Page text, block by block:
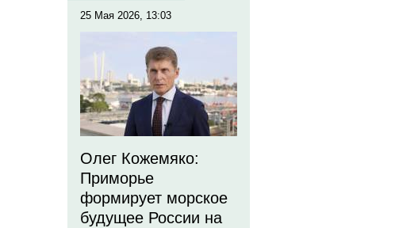
25 Мая 2026, 13:03
Олег Кожемяко:
Приморье
формирует морское
будущее России на